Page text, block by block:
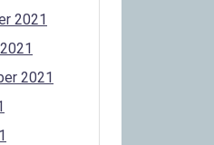
2021
2021